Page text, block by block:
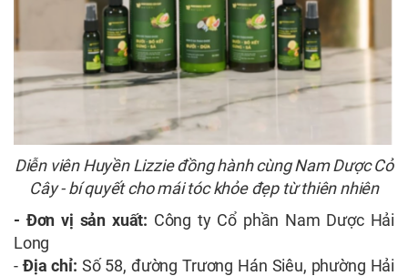
Diễn viên Huyền Lizzie đồng hành cùng Nam Dược Cỏ
Cây - bí quyết cho mái tóc khỏe đẹp từ thiên nhiên
- Đơn vị sản xuất: Công ty Cổ phần Nam Dược Hải
Long
-Địa chỉ: Số 58, đường Trương Hán Siêu, phường Hải